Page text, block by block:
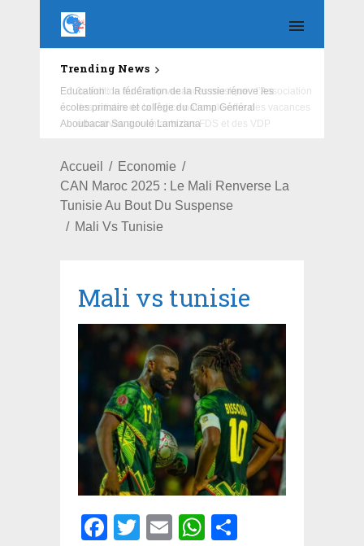
Trending News
Education : la fédération de la Russie rénove les
écoles primaire et collège du Camp Général
Aboubacar Sangoulé Lamizana
Accueil
Economie
CAN Maroc 2025 : Le Mali Renverse La
Tunisie Au Bout Du Suspense
Mali Vs Tunisie
Mali vs tunisie
Facebook
Twitter
EmailWhatsApp